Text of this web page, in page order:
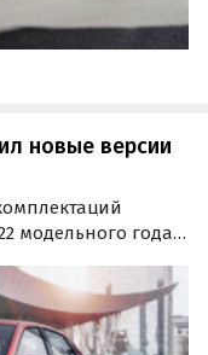
новые версии
модельного года.
Granta, а также
Cross.